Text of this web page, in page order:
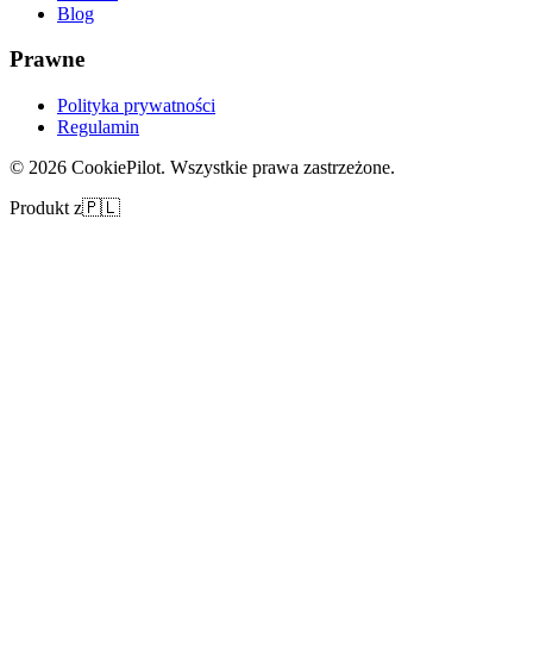
Blog
Prawne
Polityka prywatności
Regulamin
© 2026 CookiePilot. Wszystkie prawa zastrzeżone.
Produkt z🇵🇱